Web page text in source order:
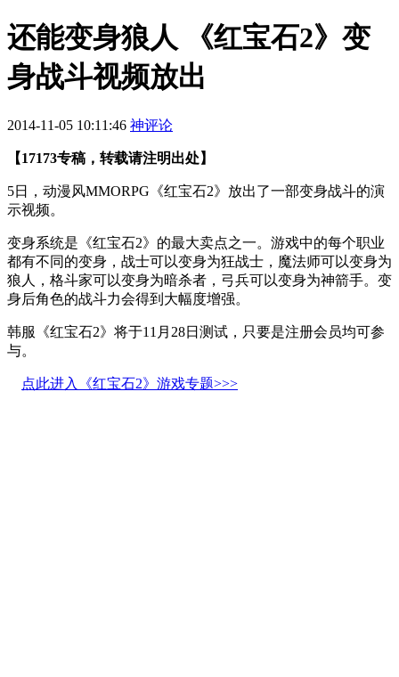
还能变身狼人 《红宝石2》变
身战斗视频放出
2014-11-05 10:11:46 神评论
【17173专稿，转载请注明出处】
5日，动漫风MMORPG《红宝石2》放出了一部变身战斗的演
示视频。
变身系统是《红宝石2》的最大卖点之一。游戏中的每个职业
都有不同的变身，战士可以变身为狂战士，魔法师可以变身为
狼人，格斗家可以变身为暗杀者，弓兵可以变身为神箭手。变
身后角色的战斗力会得到大幅度增强。
韩服《红宝石2》将于11月28日测试，只要是注册会员均可参
与。
点此进入《红宝石2》游戏专题>>>